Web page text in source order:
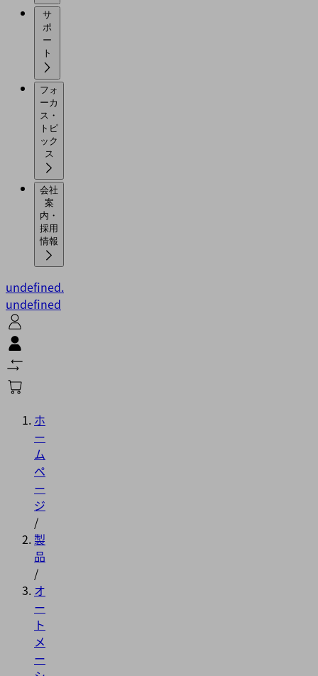
サ
ポ
ー
フォ
ーカ
ス・
トピ
ック
会社
案
内・
採用
情報
undefined.
undefined
ホ
ー
ム
ペ
ー
ジ
/
製
品
/
オ
ー
ト
メ
ー